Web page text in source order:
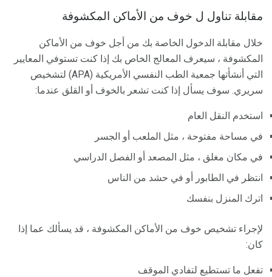
مقابلة تناول ل خوف من الأماكن المكشوفة
خلال مقابلة الدخول الخاصة بك من أجل خوف من الأماكن
المكشوفة ، سيعرف المعالج الخاص بك إذا كنت تستوفي المعايير
التي أنشأتها جمعية الطب النفسي الأمريكية (APA) لتشخيص
سريري. سوف يسأل إذا كنت تشعر بالخوف أو القلق عندما:
استخدم النقل العام
في مساحة مفتوحة ، مثل الملعب أو الجسر
في مكان مغلق ، مثل المصعد أو الفصل الدراسي
انتظر في الطابور أو في حشد من الناس
اترك المنزل بنفسك
لإجراء تشخيص خوف من الأماكن المكشوفة ، قد يسألك عما إذا
كان:
تفعل ما تستطيع لتفادي الموقف